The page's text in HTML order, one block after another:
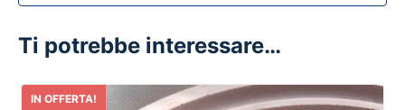
Ti potrebbe interessare…
IN OFFERTA!